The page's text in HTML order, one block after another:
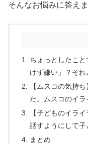
そんなお悩みに答えま
ちょっとしたこ
けず嫌い」？それ
【ムスコの気持
た。ムスコのイラ
【子どものイラ
話すようにして子
まとめ